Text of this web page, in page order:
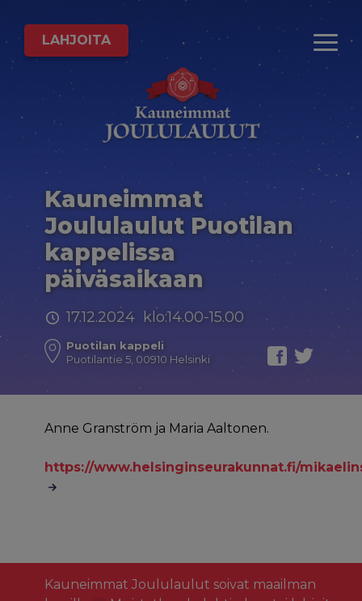
LAHJOITA
Kauneimmat
Joululaulut Puotilan
kappelissa
päiväsaikaan
17.12.2024 klo:14.00-15.00
Puotilan kappeli
Puotilantie 5, 00910 Helsinki
Anne Granström ja Maria Aaltonen.
https://www.helsinginseurakunnat.fi/
Kauneimmat Joululaulut soivat maailman